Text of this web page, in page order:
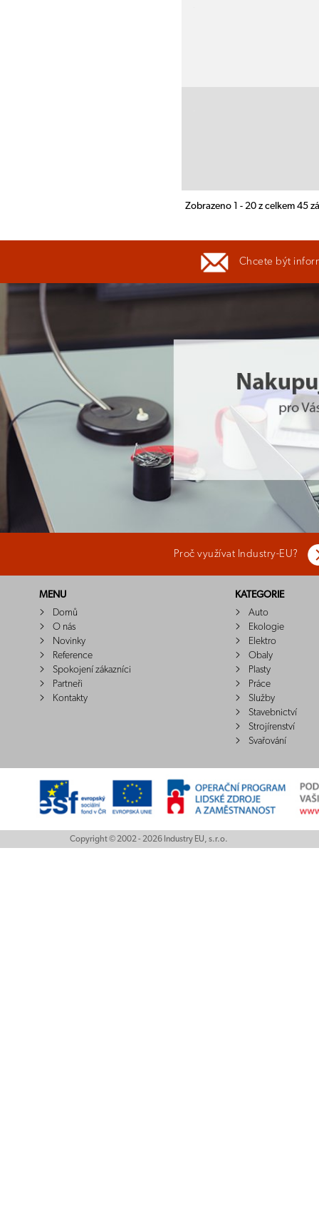
Zobrazeno 1 - 20 z celkem 45
Chcete být
Proč využívat Industry-EU?
MENU
Domů
O nás
Novinky
Reference
Spokojení zákazníci
Partneři
Kontakty
KATEGORIE
Auto
Ekologie
Elektro
Obaly
Plasty
Práce
Služby
Stavebnictví
Strojírenství
Svařování
Copyright © 2002 - 2026 Industry EU, s.r.o.